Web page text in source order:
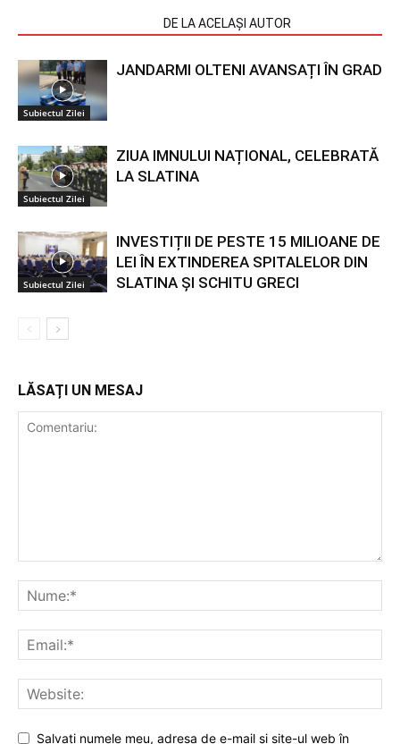
DE LA ACELAȘI AUTOR
Subiectul Zilei
JANDARMI OLTENI AVANSAȚI ÎN GRAD
Subiectul Zilei
ZIUA IMNULUI NAȚIONAL, CELEBRATĂ
LA SLATINA
Subiectul Zilei
INVESTIȚII DE PESTE 15 MILIOANE DE
LEI ÎN EXTINDEREA SPITALELOR DIN
SLATINA ȘI SCHITU GRECI
LĂSAȚI UN MESAJ
Salvați numele meu, adresa de e-mail și site-ul web în